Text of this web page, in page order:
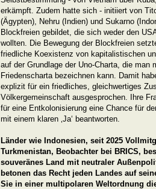
erkämpft. Zudem hatte sich - initiiert von
(Ägypten), Nehru (Indien) und Sukarno
Blockfreien gebildet, die sich weder den
wollten. Die Bewegung der Blockfreien
friedliche Koexistenz von kapitalistischen
auf der Grundlage der Uno-Charta, die man
Friedenscharta bezeichnen kann. Damit
explizit für ein friedliches, gleichwertiges
Völkergemeinschaft ausgesprochen. Ihre
für eine Entkolonisierung eine Chance für
mit einem klaren ‚Ja‘ beantworten.
Länder wie Indonesien, seit 2025
Turkmenistan, Beobachter bei BRICS,
souveränes Land mit neutraler
betonen das Recht jeden Landes auf
Sie in einer multipolaren Weltordnung